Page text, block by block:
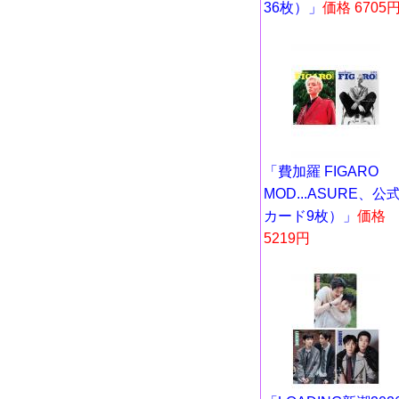
36枚）」 価格 6705
「費加羅 FIGARO
MOD...ASURE、公
カード9枚）」 価格
5219円